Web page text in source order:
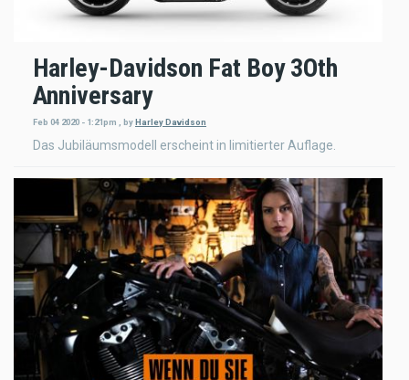
Harley-Davidson Fat Boy 3Oth
Anniversary
Feb 04 2020 - 1:21pm , byHarley Davidson
Das Jubiläumsmodell erscheint in limitierter Auflage.